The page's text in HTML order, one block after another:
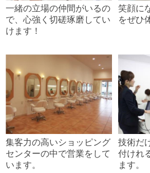
一緒の立場の仲間がいるの
で、心強く切磋琢磨してい
けます！
笑顔に
をぜひ
集客力の高いショッピング
センターの中で営業をして
います。
技術だ
付けれ
ます。